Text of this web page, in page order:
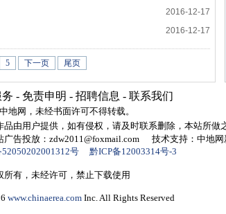
2016-12-17
2016-12-17
5 下一页 尾页
- 免责申明 - 招聘信息 - 联系我们
中地网 ，未经书面许可不得转载。
由用户提供，如有侵权，请及时联系删除，本站所做
广告投放：zdw2011@foxmail.com 技术支持：中地网
号
黔ICP备12003314号-3
所有，未经许可，禁止下载使用
www.chinaerea.com Inc. All Rights Reserved